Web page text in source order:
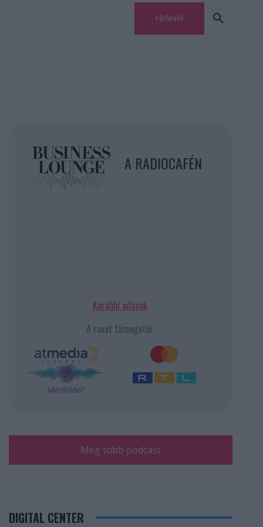
Hírlevél
A RADIOCAFÉN
Korábbi adások
A rovat támogatói:
Még több podcast
DIGITAL CENTER